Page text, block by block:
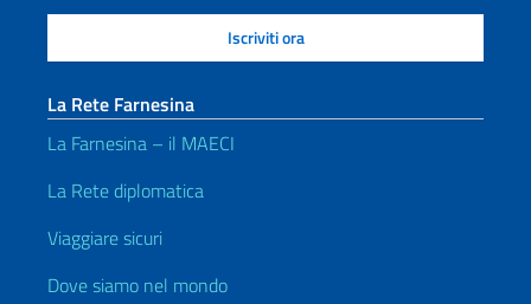
La Rete Farnesina
La Farnesina – il MAECI
La Rete diplomatica
Viaggiare sicuri
Dove siamo nel mondo